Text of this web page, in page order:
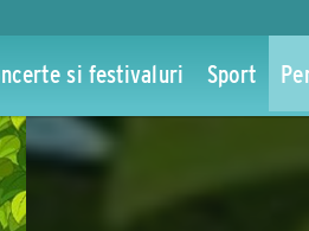
si festivaluri Sport